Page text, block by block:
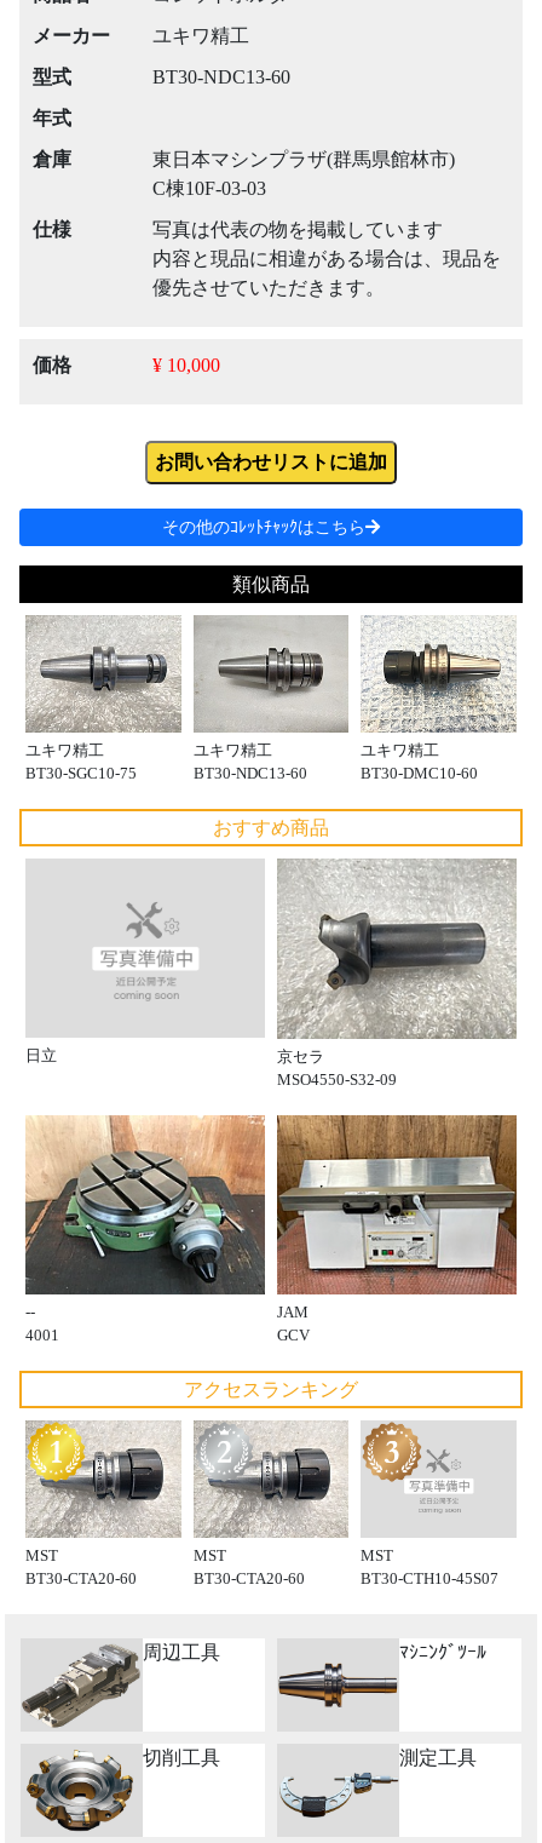
メーカー
ユキワ精工
型式
BT30-NDC13-60
年式
倉庫
東日本マシンプラザ(群馬県館林市)
C棟10F-03-03
仕様
写真は代表の物を掲載しています
内容と現品に相違がある場合は、現品を
優先させていただきます。
価格 ¥ 10,000
お問い合わせリストに追加
その他のｺﾚｯﾄﾁｬｯｸはこちら
類似商品
ユキワ精工
BT30-SGC10-75
ユキワ精工
BT30-NDC13-60
ユキワ精工
BT30-DMC10-60
おすすめ商品
日立
京セラ
MSO4550-S32-09
--
4001
JAM
GCV
アクセスランキング
MST
BT30-CTA20-60
MST
BT30-CTA20-60
MST
BT30-CTH10-45S07
周辺工具 ﾏｼﾆﾝｸﾞﾂｰﾙ
切削工具 測定工具